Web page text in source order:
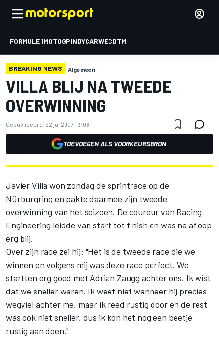
FORMULE 1MOTOGPINDYCARWECDTM
BREAKING NEWS Algemeen
VILLA BLIJ NA TWEEDE
OVERWINNING
Gepubliceerd: 22 jul 2007, 13:08
TOEVOEGEN ALS VOORKEURSBRON
Javier Villa won zondag de sprintrace op de
Nürburgring en pakte daarmee zijn tweede
overwinning van het seizoen. De coureur van Racing
Engineering leidde van start tot finish en was na afloop
erg blij.
Over zijn race zei hij: "Het is de tweede race die we
winnen en volgens mij was deze race perfect. We
startten erg goed met Adrian Zaugg achter ons. Ik wist
dat we sneller waren. Ik weet niet wanneer hij precies
wegviel achter me, maar ik reed rustig door en de rest
was ook niet sneller, dus ik kon het nog een beetje
rustig aan doen."